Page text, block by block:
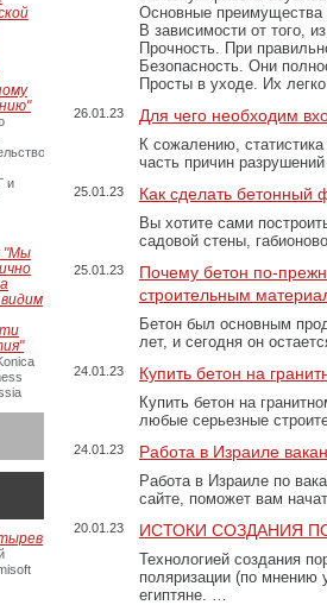
Основные преимущества
В зависимости от того,
Прочность. При
Безопасность. Они
Просты в уходе. Их
26.01.23 Для чего необходим
К сожалению,
часть причин
25.01.23 Как сделать бетонный
Вы хотите сами
садовой стены,
25.01.23
Почему бетон по-
строительным
Бетон был основным
лет, и сегодня он
24.01.23 Купить бетон на
Купить бетон на
любые серьезные
24.01.23 Работа в Израиле
Работа в Израиле по
сайте, поможет вам
20.01.23 ИСТОКИ СОЗДАНИЯ
Технологией создания
поляризации (по
египтяне. …
и
"Мы